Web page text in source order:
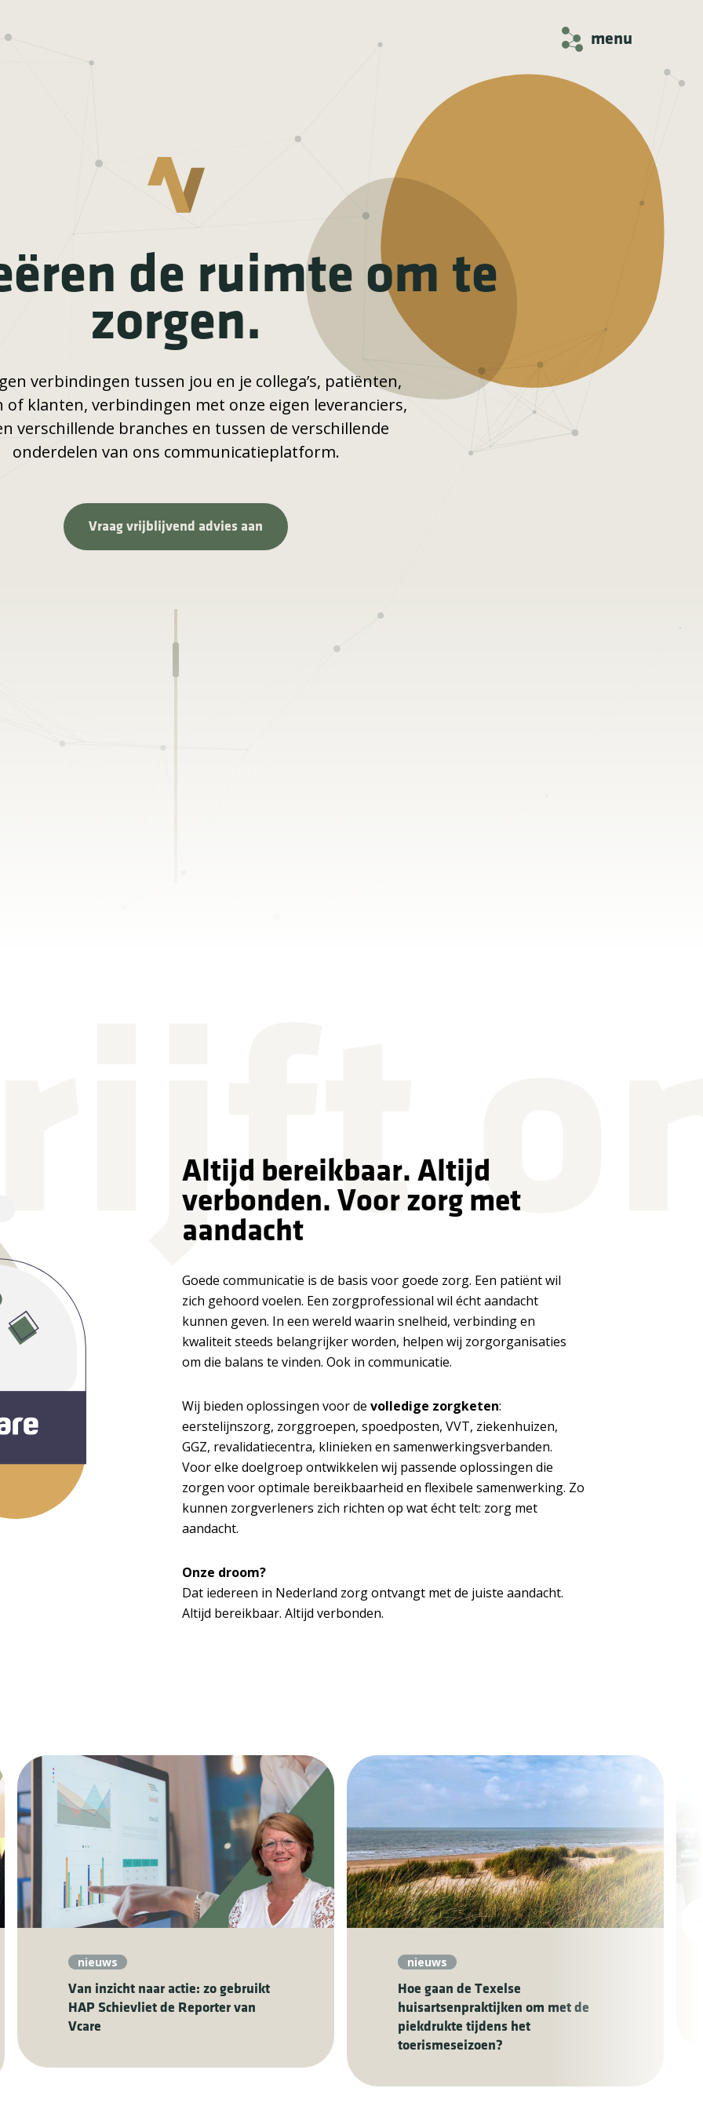
menu
de ruimte om te
zorgen.
verbindingen tussen jou en je collega’s, patiënten,
of klanten, verbindingen met onze eigen leveranciers,
verschillende branches en tussen de verschillende
onderdelen van ons communicatieplatform.
Vraag vrijblijvend advies aan
Altijd bereikbaar. Altijd
verbonden. Voor zorg met
aandacht
Goede communicatie is de basis voor goede zorg. Een patiënt wil
zich gehoord voelen. Een zorgprofessional wil écht aandacht
kunnen geven. In een wereld waarin snelheid, verbinding en
kwaliteit steeds belangrijker worden, helpen wij zorgorganisaties
om die balans te vinden. Ook in communicatie.
Wij bieden oplossingen voor de volledige zorgketen:
eerstelijnszorg, zorggroepen, spoedposten, VVT, ziekenhuizen,
GGZ, revalidatiecentra, klinieken en samenwerkingsverbanden.
Voor elke doelgroep ontwikkelen wij passende oplossingen die
zorgen voor optimale bereikbaarheid en flexibele samenwerking. Zo
kunnen zorgverleners zich richten op wat écht telt: zorg met
aandacht.
Onze droom?
Dat iedereen in Nederland zorg ontvangt met de juiste aandacht.
Altijd bereikbaar. Altijd verbonden.
nieuws
Van inzicht naar actie: zo gebruikt
HAP Schievliet de Reporter van
Vcare
nieuws
Hoe gaan de Texelse
huisartsenpraktijken om met de
piekdrukte tijdens het
toerismeseizoen?